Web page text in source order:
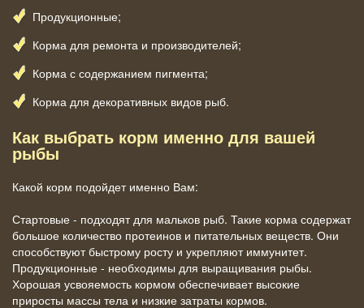
Продукционные;
Корма для ремонта и производителей;
Корма с содержанием пигмента;
Корма для декоративных видов рыб.
Как выбрать корм именно для вашей
рыбы
Какой корм подойдет именно Вам:
Стартовые - подходят для мальков рыб. Такие корма содержат
большое количество протеинов и питательных веществ. Они
способствуют быстрому росту и укрепляют иммунитет.
Продукционные - необходимы для выращивания рыбы.
Хорошая усвояемость кормом обеспечивает высокие
приросты массы тела и низкие затраты кормов.